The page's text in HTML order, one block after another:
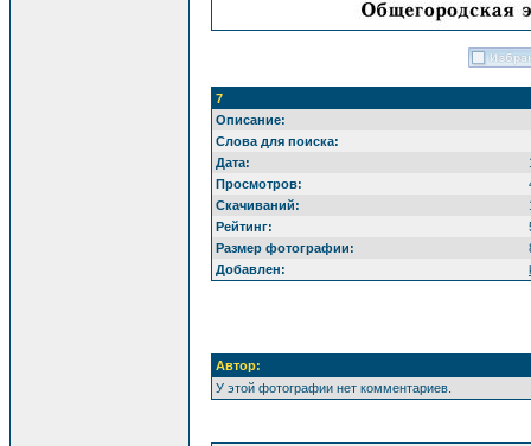
7
Описание:
Слова для поиска:
Дата:
Просмотров:
Скачиваний:
Рейтинг:
Размер фотографии:
Добавлен:
Автор:
У этой фотографии нет комментариев.